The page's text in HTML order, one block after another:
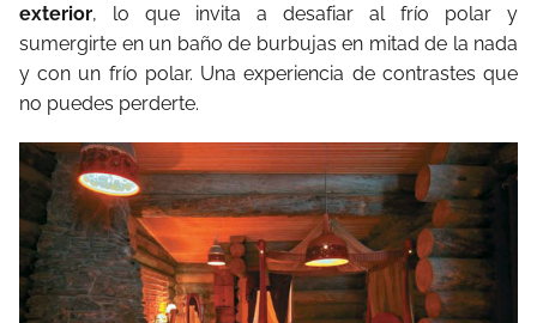
exterior, lo que invita a desafiar al frío polar y
sumergirte en un baño de burbujas en mitad de la nada
y con un frío polar. Una experiencia de contrastes que
no puedes perderte.